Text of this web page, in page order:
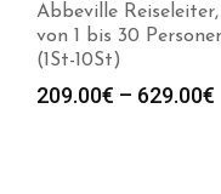
€Preisspanne:
Cassel
1 bis 30
209.00